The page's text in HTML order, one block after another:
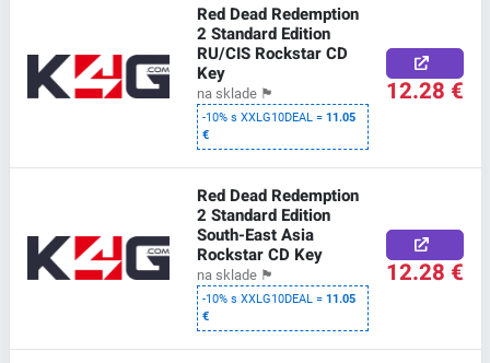
Red Dead Redemption
2 Standard Edition
RU/CIS Rockstar CD
Key
na sklade 🏴
-10% s XXLG10DEAL =11.05
€
12.28 €
Red Dead Redemption
2 Standard Edition
South-East Asia
Rockstar CD Key
na sklade 🏴
-10% s XXLG10DEAL =11.05
€
12.28 €